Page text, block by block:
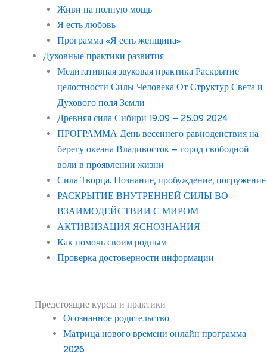
Живи на полную мощь
Я есть любовь
Программа «Я есть женщина»
Духовные практики развития
Медитативная звуковая практика Раскрытие
целостности Силы Человека От Структур Света и
Духового поля Земли
Древняя сила Сибири 19.09 – 25.09 2024
ПРОГРАММА День весеннего равноденствия на
берегу океана Владивосток – город свободной
воли в проявлении жизни
Сила Творца. Познание, пробуждение, погружение
РАСКРЫТИЕ ВНУТРЕННЕЙ СИЛЫ ВО
ВЗАИМОДЕЙСТВИИ С МИРОМ
АКТИВИЗАЦИЯ ЯСНОЗНАНИЯ
Как помочь своим родным
Проверка достоверности информации
Предстоящие курсы и практики
Осознанное родительство
Матрица нового времени онлайн программа
2026